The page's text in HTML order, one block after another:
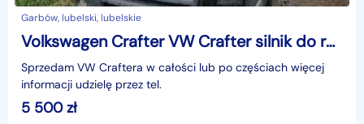
Garbów, lubelski, lubelskie
Volkswagen Crafter VW Crafter silnik do remontu
Sprzedam VW Craftera w całości lub po częściach więcej
informacji udzielę przez tel.
5 500zł